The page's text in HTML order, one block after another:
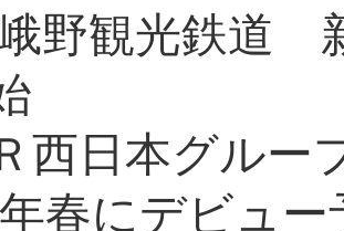
野観光鉄道
西日本グルー
春にデビュ